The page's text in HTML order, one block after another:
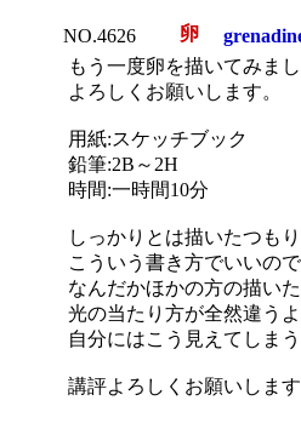
NO.4626 卵
もう一度卵を描いてみまし
よろしくお願いします。
用紙:スケッチブック
鉛筆:2B～2H
時間:一時間10分
しっかりとは描いたつも
こういう書き方でいいので
なんだかほかの方の描いた
光の当たり方が全然違う
自分にはこう見えてしま
講評よろしくお願いします